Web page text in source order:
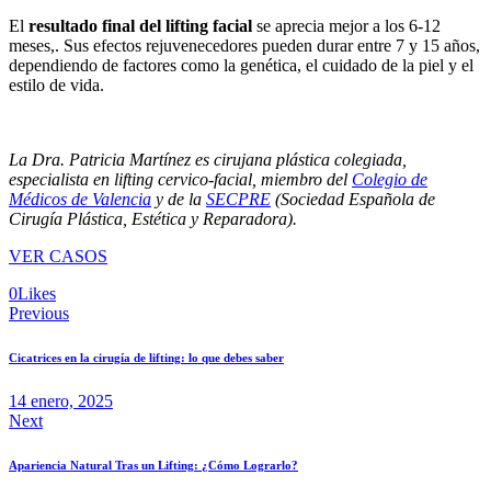
El resultado final del lifting facial se aprecia mejor a los 6-12
meses,. Sus efectos rejuvenecedores pueden durar entre 7 y 15 años,
dependiendo de factores como la genética, el cuidado de la piel y el
estilo de vida.
La Dra. Patricia Martínez es cirujana plástica colegiada,
especialista en lifting cervico-facial, miembro del Colegio de
Médicos de Valencia y de la SECPRE (Sociedad Española de
Cirugía Plástica, Estética y Reparadora).
VER CASOS
0LikesTwitter
Facebook
Email
Copy
URL
clipboard
Navegación
de
Previous
Cicatrices en la cirugía de lifting: lo que debes saber
14 enero, 2025
Next
Apariencia Natural Tras un Lifting: ¿Cómo Lograrlo?